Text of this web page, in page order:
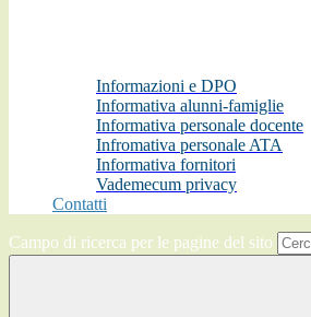
Informazioni e DPO
Informativa alunni-famiglie
Informativa personale docente
Infromativa personale ATA
Informativa fornitori
Vademecum privacy
Contatti
Campo di ricerca per le pagine del sito